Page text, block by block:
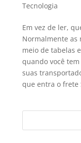
Tecnologia
Em vez de ler,
Normalmente as
meio de tabelas
quando você
suas
que entra o frete